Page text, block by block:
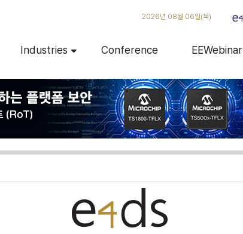
2026년 08월 06일(목)
Industries Conference EEWebinar